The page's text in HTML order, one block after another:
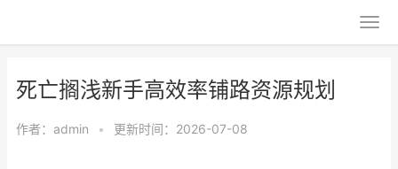
死亡搁浅新手高效率铺路资源规划
作者： admin • 更新时间：2026-07-08